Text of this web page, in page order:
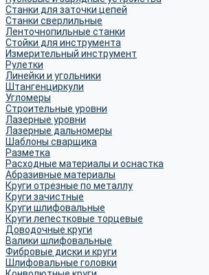
Станки для заточки цепей
Станки сверлильные
Ленточнопильные станки
Стойки для инструмента
Измерительный инструмент
Рулетки
Линейки и угольники
Штангенциркули
Угломеры
Строительные уровни
Лазерные уровни
Лазерные дальномеры
Шаблоны сварщика
Разметка
Расходные материалы и оснастка
Абразивные материалы
Круги отрезные по металлу
Круги зачистные
Круги шлифовальные
Круги лепестковые торцевые
Доводочные круги
Валики шлифовальные
Фибровые диски и круги
Шлифовальные головки